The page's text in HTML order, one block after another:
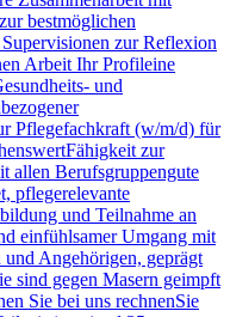
bestmöglichen
zur Reflexion
Arbeit Ihr Profileine
und
Pflegefachkraft (w/m/d) für
zur
allen Berufsgruppengute
pflegerelevante
und Teilnahme an
einfühlsamer Umgang mit
Angehörigen, geprägt
sind gegen Masern geimpft
Sie bei uns rechnenSie